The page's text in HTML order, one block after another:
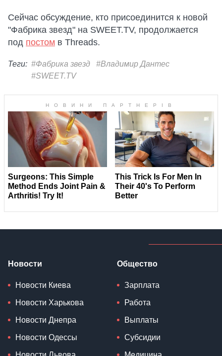
Сейчас обсуждение, кто присоединится к новой
"Фабрика звезд" на SWEET.TV, продолжается
под постом в Threads.
Теги: #Фабрика звезд
#Владимир Дантес
#SWEET.TV
Новости
Новости Киева
Новости Харькова
Новости Днепра
Новости Одессы
Общество
Зарплата
Работа
Выплаты
Субсидии